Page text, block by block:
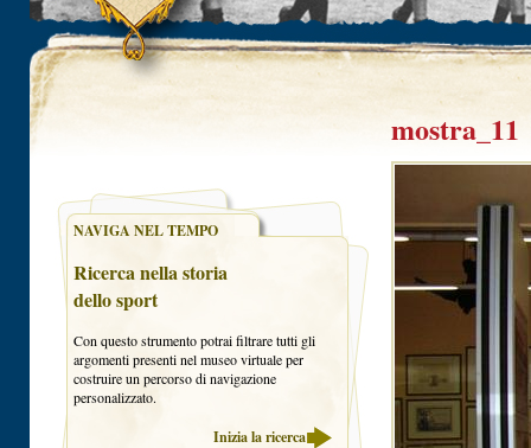
NAVIGA NEL TEMPO
Ricerca nella storia
dello sport
Con questo strumento potrai filtrare tutti gli
argomenti presenti nel museo virtuale per
costruire un percorso di navigazione
personalizzato.
Inizia la ricerca
mostra_11